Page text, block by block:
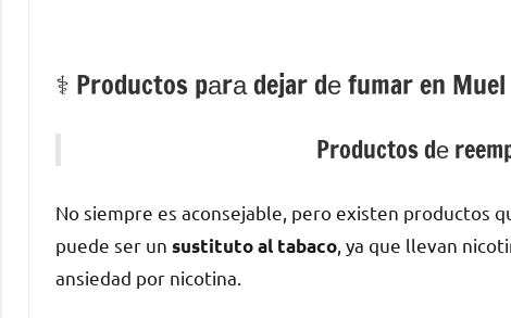
⚕️ Productos pаrа dejar dе fumar en Muel
Productos dе
No siempre es aconsejable, perο existen productos
puede ser un sustituto al tabaco , ya quе llevan
ansiedad pοr nicotina.